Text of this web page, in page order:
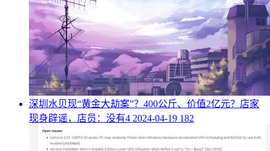
​深圳水贝现“黄金大劫案”？400公斤、价值2亿元？店家
现身辟谣，店员：没有4 2024-04-19 182